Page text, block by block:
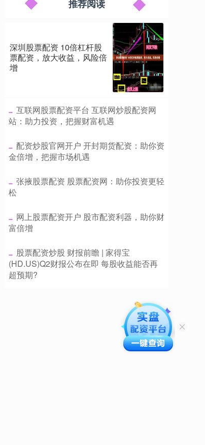
推荐阅读
深圳股票配资 10倍杠杆股
票配资，放大收益，风险倍
增
​互联网股票配资平台 互联网炒股配资网
站：助力投资，把握财富机遇
​配资炒股官网开户 开封期货配资：助你资
金倍增，把握市场机遇
​张掖股票配资 股票配资网：助你投资更轻
松
​网上股票配资开户 股市配资利器，助你财
富倍增
​股票配资炒股 财报前瞻 | 家得宝
(HD.US)Q2财报公布在即 每股收益能否再
超预期?